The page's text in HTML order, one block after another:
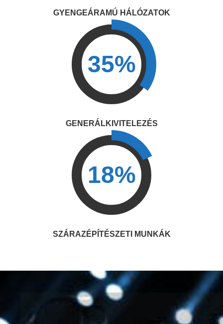
GYENGEÁRAMÚ HÁLÓZATOK
35%
GENERÁLKIVITELEZÉS
18%
SZÁRAZÉPÍTÉSZETI MUNKÁK